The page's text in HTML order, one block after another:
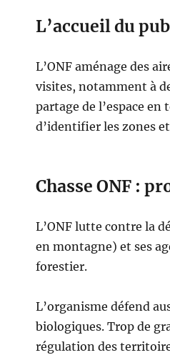
L’accueil du
L’ONF aménage des
visites, notamment à
partage de l’espace
d’identifier les zones
Chasse ONF :
L’ONF lutte contre la
en montagne) et ses
forestier.
L’organisme défend
biologiques. Trop de
régulation des